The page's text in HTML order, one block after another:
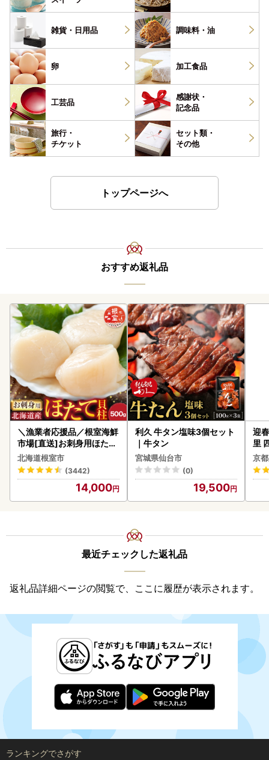
雑貨・ 日用品 調味料・ 油
卵 加工食品
工芸品
感謝状・
記念品
旅行・
チケット
セット類・
その他
トップページへ
おすすめ返礼品
＼漁業者応援品／根室海鮮
市場[直送]お刺身用ほたて
貝柱500g A-28002
北海道根室市
(3442)
14,000
利久 牛タン塩味3個セット
｜牛タン
宮城県仙台市
(0)
19,500
迎
里
京
最近チェックした返礼品
返礼品詳細ページの閲覧で、ここに履歴が表示されます。
ランキングでさがす